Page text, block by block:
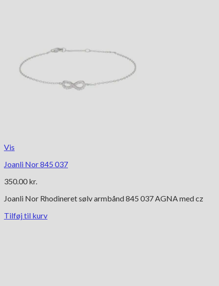
Vis
Joanli Nor 845 037
350.00 kr.
Joanli Nor Rhodineret sølv armbånd 845 037 AGNA med cz
Tilføj til kurv